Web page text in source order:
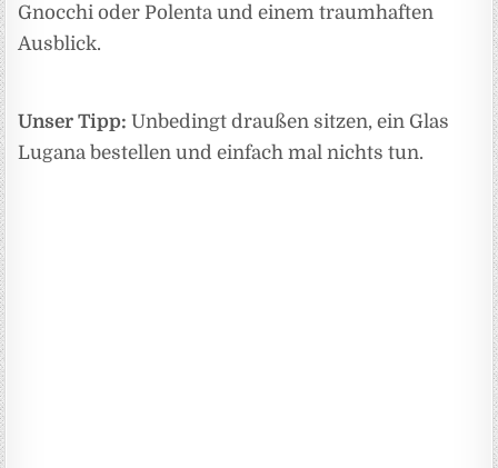
Gnocchi oder Polenta und einem traumhaften
Ausblick.
Unser Tipp:Unbedingt draußen sitzen, ein Glas
Lugana bestellen und einfach mal nichts tun.